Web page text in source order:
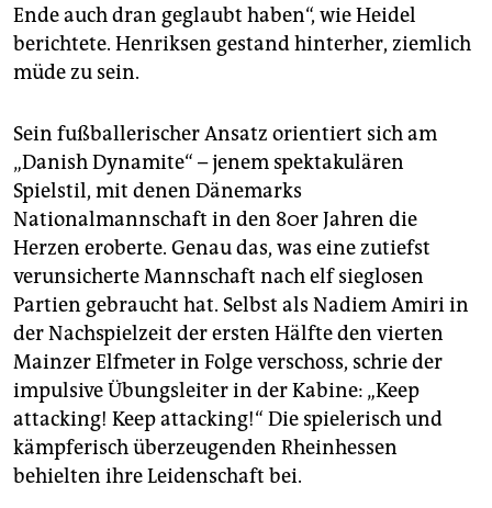
Ende auch dran geglaubt haben“, wie Heidel
berichtete. Henriksen gestand hinterher, ziemlich
müde zu sein.
Sein fußballerischer Ansatz orientiert sich am
„Danish Dynamite“ – jenem spektakulären
Spielstil, mit denen Dänemarks
Nationalmannschaft in den 80er Jahren die
Herzen eroberte. Genau das, was eine zutiefst
verunsicherte Mannschaft nach elf sieglosen
Partien gebraucht hat. Selbst als Nadiem Amiri in
der Nachspielzeit der ersten Hälfte den vierten
Mainzer Elfmeter in Folge verschoss, schrie der
impulsive Übungsleiter in der Kabine: „Keep
attacking! Keep attacking!“ Die spielerisch und
kämpferisch überzeugenden Rheinhessen
behielten ihre Leidenschaft bei.